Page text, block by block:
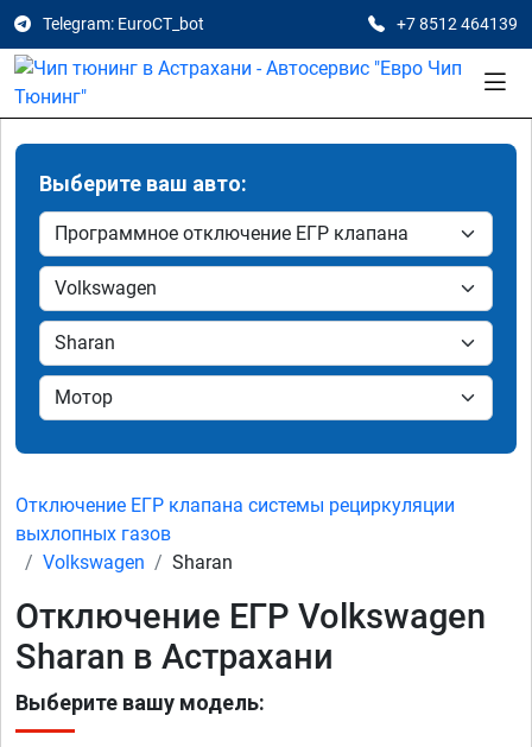
Telegram: EuroCT_bot +7 8512 464139
Выберите ваш авто:
Отключение ЕГР клапана системы рециркуляции
выхлопных газов
Volkswagen
Sharan
Отключение ЕГР Volkswagen
Sharan в Астрахани
Выберите вашу модель: